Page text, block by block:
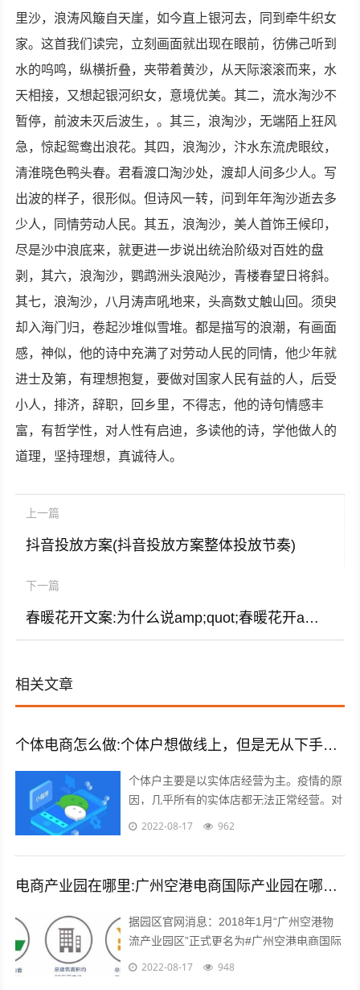
里沙，浪涛风簸自天崖，如今直上银河去，同到牵牛织女
家。这首我们读完，立刻画面就出现在眼前，彷佛己听到
水的呜鸣，纵横折叠，夹带着黄沙，从天际滚滚而来，水
天相接，又想起银河织女，意境优美。其二，流水淘沙不
暂停，前波未灭后波生，。其三，浪淘沙，无端陌上狂风
急，惊起鸳鸯出浪花。其四，浪淘沙，汴水东流虎眼纹，
清淮晓色鸭头春。君看渡口淘沙处，渡却人间多少人。写
出波的样子，很形似。但诗风一转，问到年年淘沙逝去多
少人，同情劳动人民。其五，浪淘沙，美人首饰王候印，
尽是沙中浪底来，就更进一步说出统治阶级对百姓的盘
剥，其六，浪淘沙，鹦鹉洲头浪飐沙，青楼春望日将斜。
其七，浪淘沙，八月涛声吼地来，头高数丈触山回。须臾
却入海门归，卷起沙堆似雪堆。都是描写的浪潮，有画面
感，神似，他的诗中充满了对劳动人民的同情，他少年就
进士及第，有理想抱复，要做对国家人民有益的人，后受
小人，排济，辞职，回乡里，不得志，他的诗句情感丰
富，有哲学性，对人性有启迪，多读他的诗，学他做人的
道理，坚持理想，真诚待人。
上一篇
抖音投放方案(抖音投放方案整体投放节奏)
下一篇
春暖花开文案:为什么说amp;quot;春暖花开amp;quot;?
相关文章
个体电商怎么做:个体户想做线上，但是无从下手，有什么建议吗？
个体户主要是以实体店经营为主。疫情的原
因，几乎所有的实体店都无法正常经营。对
于实体店来说，关门就意味着没有任何收入
2022-08-17 962
电商产业园在哪里:广州空港电商国际产业园在哪里？主要是做什么的？
据园区官网消息：2018年1月“广州空港物
流产业园区”正式更名为#广州空港电商国际
产业园#。园区名称变更通知 位于广州空港
2022-08-17 948